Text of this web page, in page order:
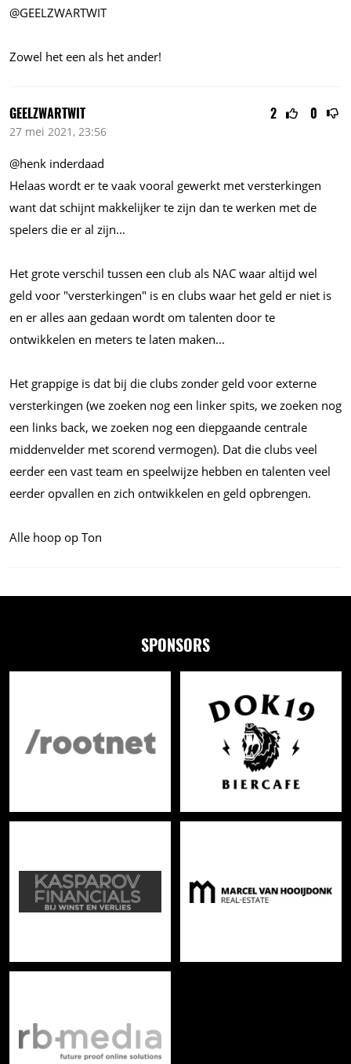
@GEELZWARTWIT
Zowel het een als het ander!
2 0
GEELZWARTWIT
27 mei 2021, 23:56
@henk inderdaad
Helaas wordt er te vaak vooral gewerkt met versterkingen
want dat schijnt makkelijker te zijn dan te werken met de
spelers die er al zijn...
Het grote verschil tussen een club als NAC waar altijd wel
geld voor "versterkingen" is en clubs waar het geld er niet is
en er alles aan gedaan wordt om talenten door te
ontwikkelen en meters te laten maken...
Het grappige is dat bij die clubs zonder geld voor externe
versterkingen (we zoeken nog een linker spits, we zoeken nog
een links back, we zoeken nog een diepgaande centrale
middenvelder met scorend vermogen). Dat die clubs veel
eerder een vast team en speelwijze hebben en talenten veel
eerder opvallen en zich ontwikkelen en geld opbrengen.
Alle hoop op Ton
SPONSORS